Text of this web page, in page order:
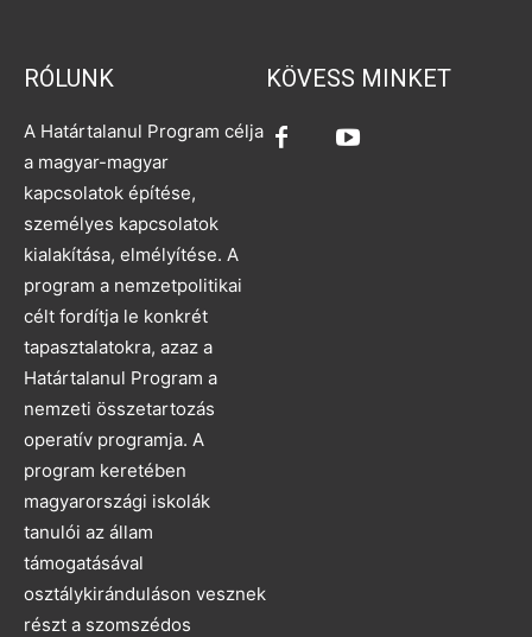
RÓLUNK
A Határtalanul Program célja
a magyar-magyar
kapcsolatok építése,
személyes kapcsolatok
kialakítása, elmélyítése. A
program a nemzetpolitikai
célt fordítja le konkrét
tapasztalatokra, azaz a
Határtalanul Program a
nemzeti összetartozás
operatív programja. A
program keretében
magyarországi iskolák
tanulói az állam
támogatásával
osztálykiránduláson vesznek
részt a szomszédos
KÖVESS MINKET